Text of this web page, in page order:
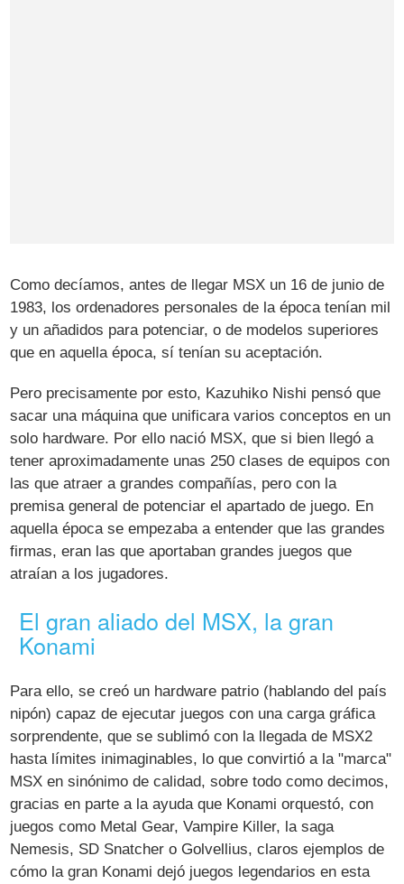
Como decíamos, antes de llegar MSX un 16 de junio de
1983, los ordenadores personales de la época tenían mil
y un añadidos para potenciar, o de modelos superiores
que en aquella época, sí tenían su aceptación.
Pero precisamente por esto, Kazuhiko Nishi pensó que
sacar una máquina que unificara varios conceptos en un
solo hardware. Por ello nació MSX, que si bien llegó a
tener aproximadamente unas 250 clases de equipos con
las que atraer a grandes compañías, pero con la
premisa general de potenciar el apartado de juego. En
aquella época se empezaba a entender que las grandes
firmas, eran las que aportaban grandes juegos que
atraían a los jugadores.
El gran aliado del MSX, la gran
Konami
Para ello, se creó un hardware patrio (hablando del país
nipón) capaz de ejecutar juegos con una carga gráfica
sorprendente, que se sublimó con la llegada de MSX2
hasta límites inimaginables, lo que convirtió a la "marca"
MSX en sinónimo de calidad, sobre todo como decimos,
gracias en parte a la ayuda que Konami orquestó, con
juegos como Metal Gear, Vampire Killer, la saga
Nemesis, SD Snatcher o Golvellius, claros ejemplos de
cómo la gran Konami dejó juegos legendarios en esta